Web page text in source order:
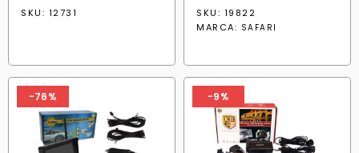
SKU: 12731
SKU: 19822
MARCA: SAFARI
-76% -9%